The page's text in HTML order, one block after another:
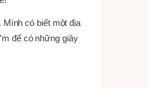
có biết một địa
để có những giây